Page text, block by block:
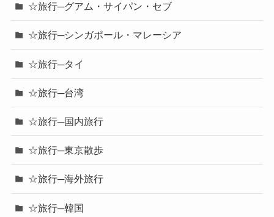
☆旅行─グアム・サイパン・セブ
☆旅行─シンガポール・マレーシア
☆旅行─タイ
☆旅行─台湾
☆旅行─国内旅行
☆旅行─東京散歩
☆旅行─海外旅行
☆旅行─韓国